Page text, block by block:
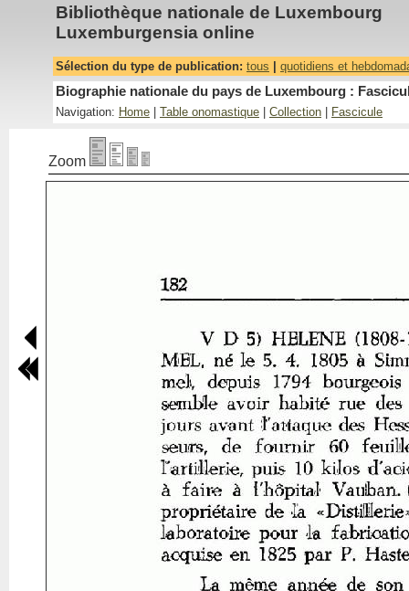
Bibliothèque nationale de Luxembourg
Luxemburgensia online
Sélection du type de publication: tous quotidiens et
Biographie nationale du pays de Luxembourg :
Navigation: Home Table onomastique Collection Fascicule
Zoom